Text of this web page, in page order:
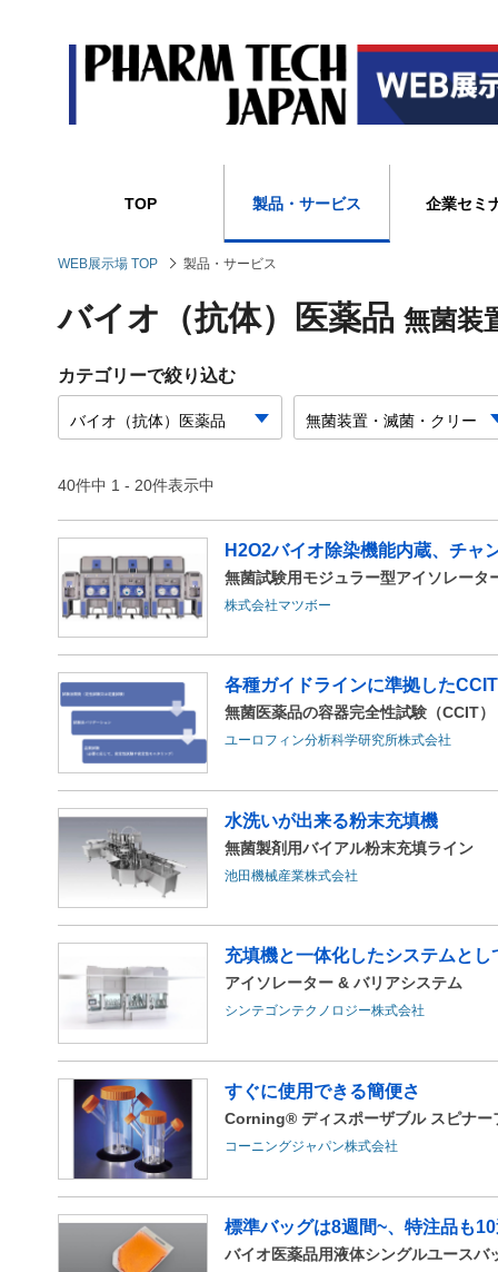
TOP 製品・サービス 企業セミ
WEB展示場 TOP 製品・サービス
バイオ（抗体）医薬品 無菌装
カテゴリーで絞り込む
40件中 1 - 20件表示中
H2O2バイオ除染機能内蔵、チャ
無菌試験用モジュラー型アイソレー
株式会社マツボー
各種ガイドラインに準拠した
無菌医薬品の容器完全性試験（CCIT）
ユーロフィン分析科学研究所株式会社
水洗いが出来る粉末充填機
無菌製剤用バイアル粉末充填ライン
池田機械産業株式会社
充填機と一体化したシステムと
アイソレーター & バリアシステム
シンテゴンテクノロジー株式会社
すぐに使用できる簡便さ
Corning® ディスポーザブル スピナー
コーニングジャパン株式会社
標準バッグは8週間~、特注品も
バイオ医薬品用液体シングルユース